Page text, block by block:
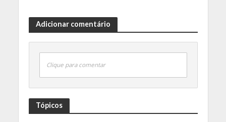
Adicionar comentário
Clique para comentar
Tópicos